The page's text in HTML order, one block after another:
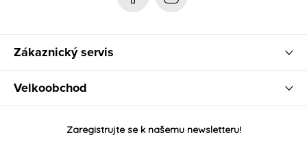
Zákaznický servis
Velkoobchod
Zaregistrujte se k našemu newsletteru!